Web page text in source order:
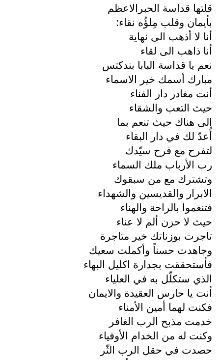
قلتها قداسة الحبرالاعظم
بأيمان وقلب مِلؤُه نقاء:
أنا لا أذهب الى نهاية
أنا ذاهب الى لقاء
نعم يا قداسة البابا بندكتس
مبارك أسمك خير الاسماء
أنت مغادر دار الفناء
حيث التعب والشقاء
الى هناك حيث تنعم بما
أُعدّ لك في دار البقاء
لتفرح مع فرح سيّدك
رب الأرباب ملك السماء
وتشترك مع من سبقوك
الابرار والقديسين والشهداء
فتنعموا بالراحة والهناء
حيث لا حزن ألم لا عناء
تاجرت بوزناتك خير متاجرة
وجاهدت حسناً وأكملت سعيك
فأستحققت بجدارة اكليل البهاء
الذي ستكلّل به في العلياء
أنت يا حارس العقيدة والايمان
فكنت لهما أمين الأمناء
خدمت مذبح الرب الغافر
وكنت له من الخدام الأوفياء
حصدت في حقل الرب الثّر